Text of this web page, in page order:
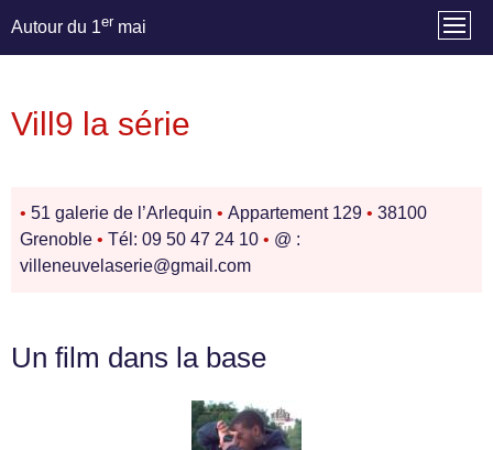
Autour du 1er mai
Vill9 la série
• 51 galerie de l’Arlequin • Appartement 129 • 38100
Grenoble • Tél: 09 50 47 24 10 • @ :
villeneuvelaserie@gmail.com
Un film dans la base